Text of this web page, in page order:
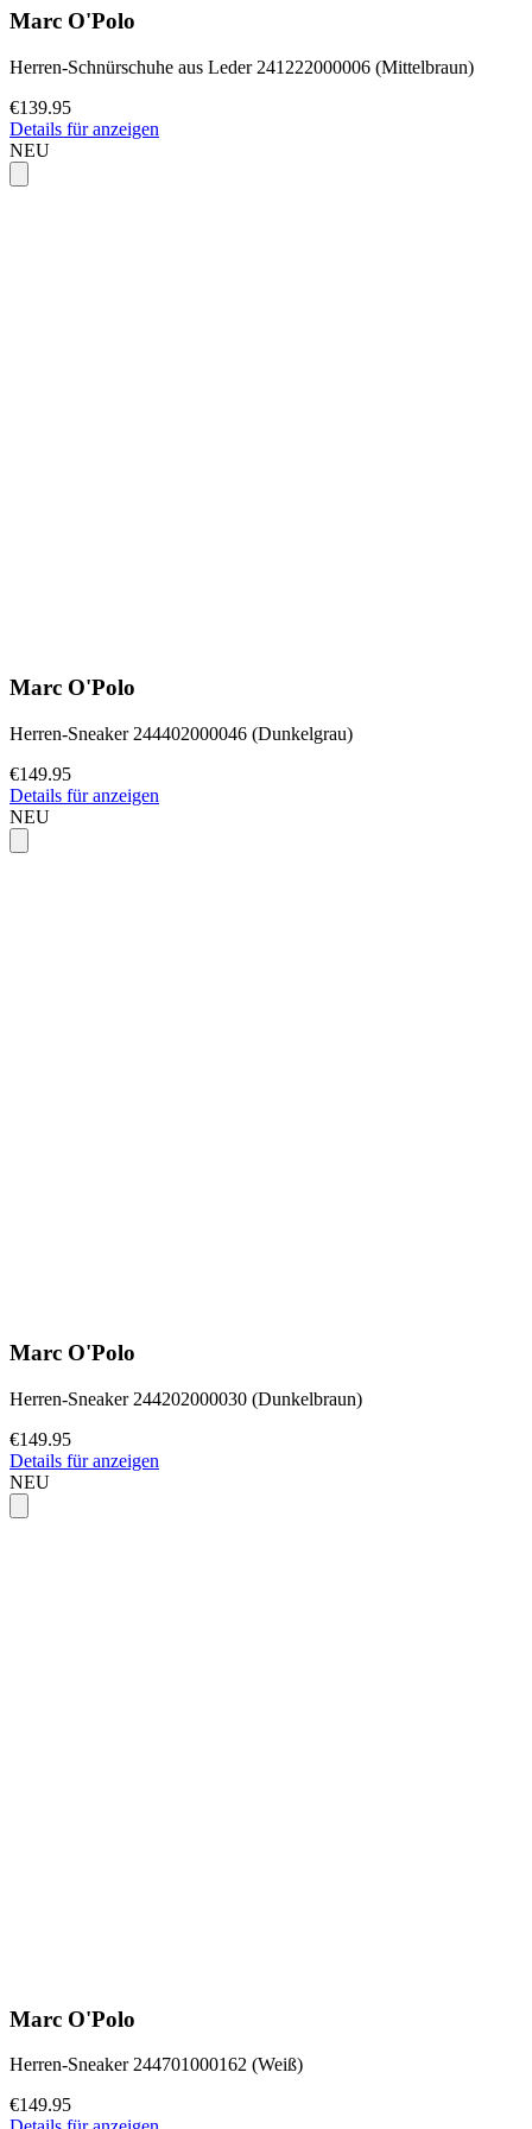
Marc O'Polo
Herren-Schnürschuhe aus Leder 241222000006 (Mittelbraun)
€139.95
Details für anzeigen
NEU
Marc O'Polo
Herren-Sneaker 244402000046 (Dunkelgrau)
€149.95
Details für anzeigen
NEU
Marc O'Polo
Herren-Sneaker 244202000030 (Dunkelbraun)
€149.95
Details für anzeigen
NEU
Marc O'Polo
Herren-Sneaker 244701000162 (Weiß)
€149.95